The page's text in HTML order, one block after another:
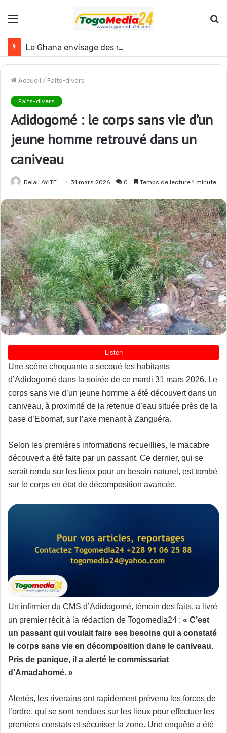
Menu
Le Ghana envisage des réformes politiques
Accueil / Faits-divers
Faits-divers
Adidogomé : le corps sans vie d’un
jeune homme retrouvé dans un
caniveau
Delali AYITE 31 mars 2026 0 Temps de lecture 1 minute
Une scène choquante a secoué les habitants
d’Adidogomé dans la soirée de ce mardi 31 mars 2026. Le
corps sans vie d’un jeune homme a été découvert dans un
caniveau, à proximité de la retenue d’eau située près de la
base d’Ebomaf, sur l’axe menant à Zanguéra.
Selon les premières informations recueillies, le macabre
découvert a été faite par un passant. Ce dernier, qui se
serait rendu sur les lieux pour un besoin naturel, est tombé
sur le corps en état de décomposition avancée.
Un infirmier du CMS d’Adidogomé, témoin des faits, a livré
un premier récit à la rédaction de Togomedia24 : « C’est
un passant qui voulait faire ses besoins qui a constaté
le corps sans vie en décomposition dans le caniveau.
Pris de panique, il a alerté le commissariat
d’Amadahomé. »
Alertés, les riverains ont rapidement prévenu les forces de
l’ordre, qui se sont rendues sur les lieux pour effectuer les
premiers constats et sécuriser la zone. Une enquête a été